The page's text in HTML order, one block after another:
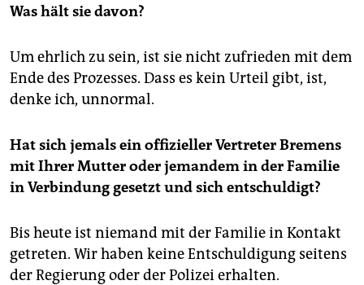
Was hält sie davon?
Um ehrlich zu sein, ist sie nicht zufrieden mit dem
Ende des Prozesses. Dass es kein Urteil gibt, ist,
denke ich, unnormal.
Hat sich jemals ein offizieller Vertreter Bremens
mit Ihrer Mutter oder jemandem in der Familie
in Verbindung gesetzt und sich entschuldigt?
Bis heute ist niemand mit der Familie in Kontakt
getreten. Wir haben keine Entschuldigung seitens
der Regierung oder der Polizei erhalten.